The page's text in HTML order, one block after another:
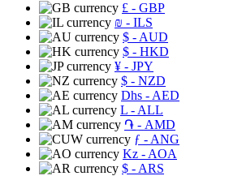
£ - GBP
₪ - ILS
$ - AUD
$ - HKD
¥ - JPY
$ - NZD
Dhs - AED
L - ALL
֏ - AMD
ƒ - ANG
Kz - AOA
$ - ARS